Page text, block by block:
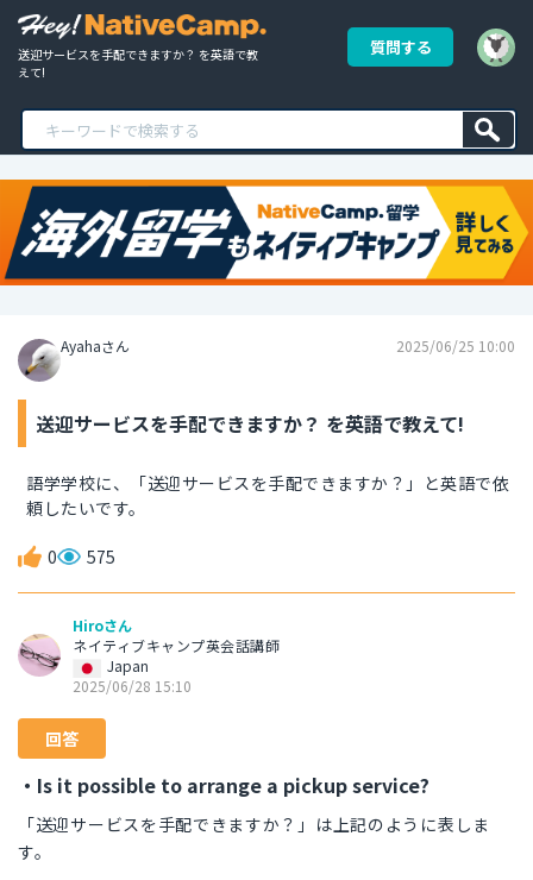
送迎サービスを手配できますか？ を英語で教
えて!
質問する
Ayahaさん 2025/06/25 10:00
送迎サービスを手配できますか？ を英語で教えて!
語学学校に、「送迎サービスを手配できますか？」と英語で依
頼したいです。
0 575
Hiroさん
ネイティブキャンプ英会話講師
Japan
2025/06/28 15:10
回答
・Is it possible to arrange a pickup service?
「送迎サービスを手配できますか？」は上記のように表しま
す。